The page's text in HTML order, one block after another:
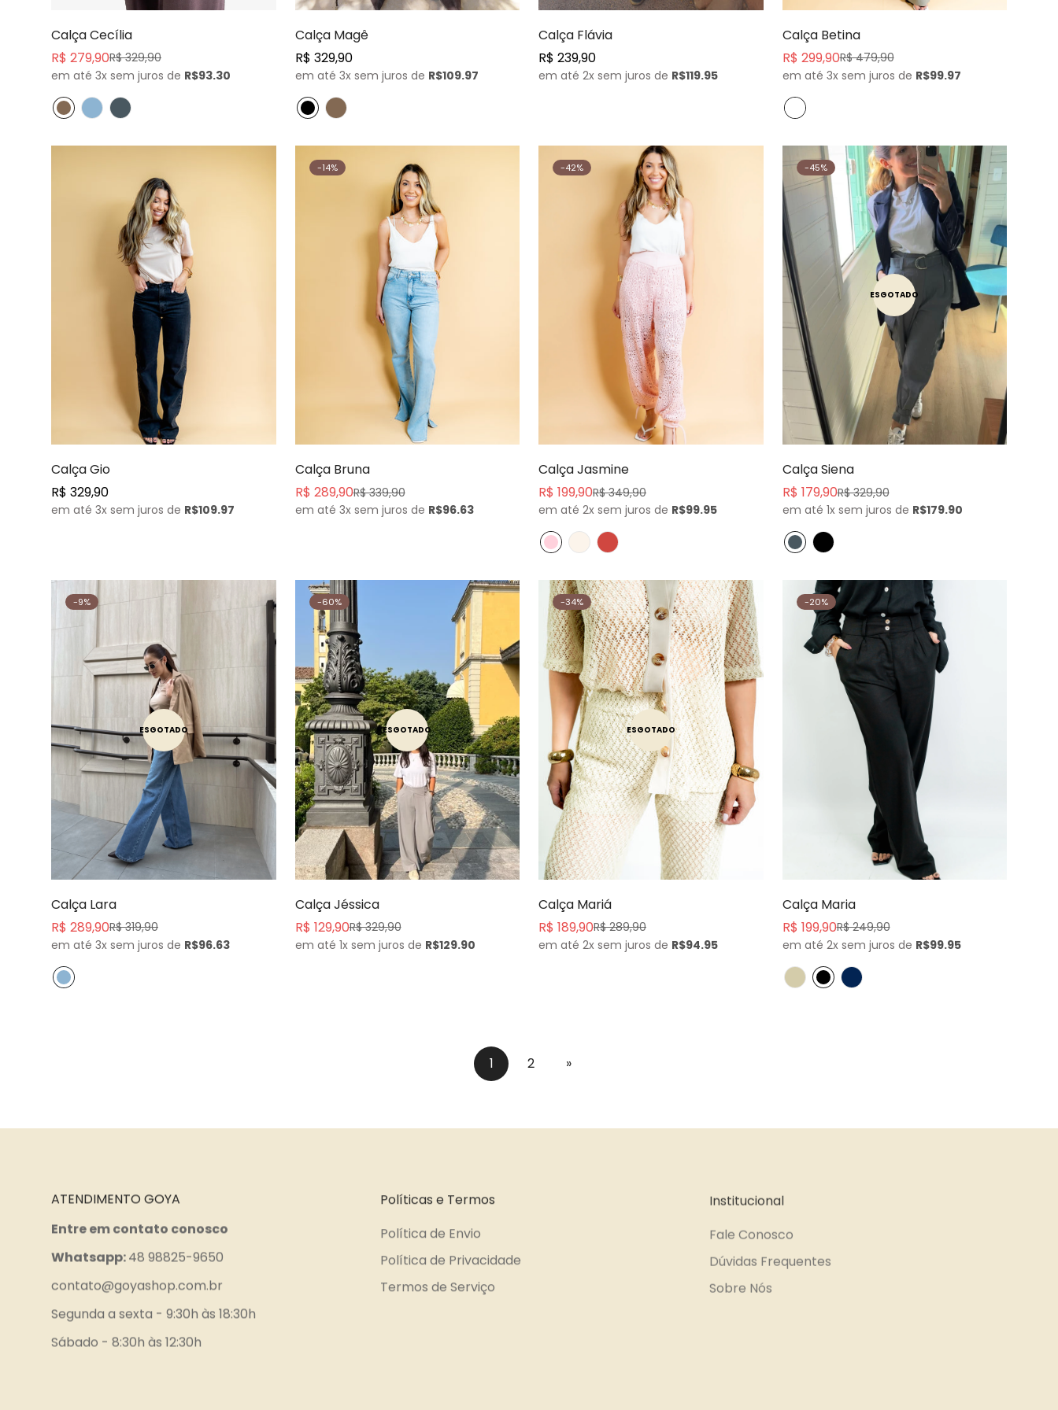
Comprar agora
Calça Cecília
Preço
venda
R$ 279,90
Preço
R$ 329,90
em até 3x sem juros de R$93.30
Comprar agora
Calça Magê
Preço
normal
R$ 329,90
em até 3x sem juros de R$109.97
Calça Flávia
Preço
normal
R$ 239,90
em até 2x sem juros de R$119.95
Calça Betina
Preço
venda
R$ 299,90
Preço
R$ 479,90
em até 3x sem juros de R$99.97
Calça Gio
Preço
normal
R$ 329,90
em até 3x sem juros de R$109.97
-14%
Comprar agora
Calça Bruna
Preço
R$ 289,90
Preço
R$ 339,90
em até 3x sem juros de R$96.63
-42%
Comprar agora
Calça Jasmine
Preço
venda
R$ 199,90
Preço
R$ 349,90
em até 2x sem juros de R$99.95
-45%
ESGOTADO
Calça Siena
Preço
venda
R$ 179,90
Preço
R$ 329,90
em até 1x sem juros de R$179.90
-9%
ESGOTADO
Calça Lara
Preço
venda
R$ 289,90
Preço
R$ 319,90
em até 3x sem juros de R$96.63
-60%
ESGOTADO
Calça Jéssica
Preço
R$ 129,90
Preço
R$ 329,90
em até 1x sem juros de R$129.90
-34%
ESGOTADO
Calça Mariá
Preço
R$ 189,90
Preço
R$ 289,90
em até 2x sem juros de R$94.95
-20%
Comprar agora
Calça Maria
Preço
venda
R$ 199,90
Preço
R$ 249,90
em até 2x sem juros de R$99.95
1 2 »
ATENDIMENTO GOYA
Entre em contato conosco
Whatsapp:48 98825-9650
contato@goyashop.com.br
Segunda a sexta - 9:30h às 18:30h
Sábado - 8:30h às 12:30h
Políticas e Termos
Política de Envio
Política de Privacidade
Termos de Serviço
Institucional
Fale Conosco
Dúvidas Frequentes
Sobre Nós
Confirm your age
Are you 18 years old or older?